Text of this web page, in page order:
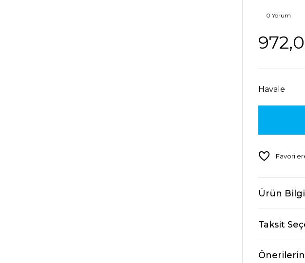
0 Yorum
Havale
Ürün
Taksit